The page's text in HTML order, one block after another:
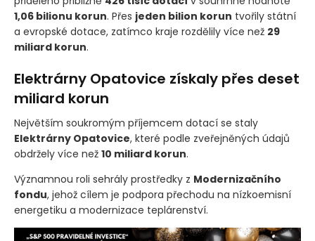
Celkově bylo v České republice během loňského roku
přiděleno přibližně426 tisíc dotacív souhrnné hodnotě
1,06 bilionu korun. Přes jeden bilion koruntvořily státní
a evropské dotace, zatímco kraje rozdělily více než
miliard korun
Elektrárny Opatovice získaly přes deset
miliard korun
Největším soukromým příjemcem dotací se staly
Elektrárny Opatovice, které podle zveřejněných údajů
obdržely více než10 miliard korun .
Významnou roli sehrály prostředky z Modernizačního
fondu, jehož cílem je podpora přechodu na nízkoemisní
energetiku a modernizace teplárenství.